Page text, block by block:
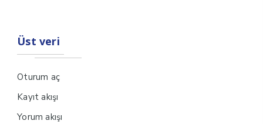
Üst veri
Oturum aç
Kayıt akışı
Yorum akışı